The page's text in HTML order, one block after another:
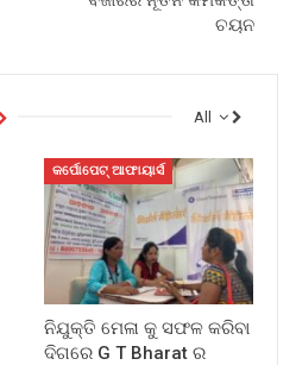
ଚୟନ
All
କର୍ପୋପେଟ୍ ଆଫାୟାର୍ସ
ନିଯୁକ୍ତି ମେଳା କୁ ସଫଳ କରିବା
ଦିଗରେ G T Bharat ର